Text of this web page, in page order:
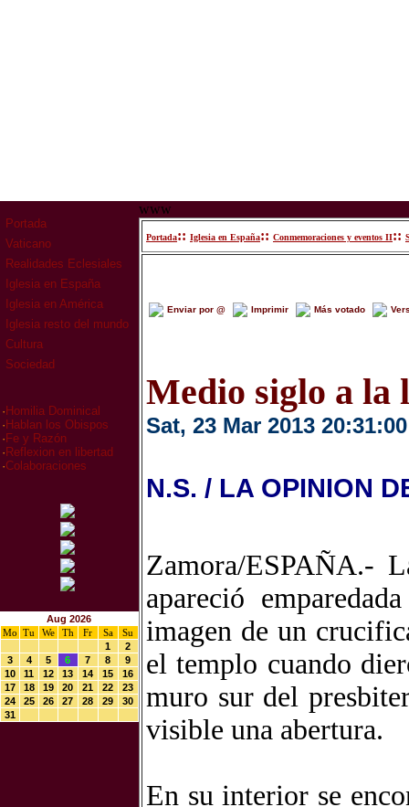
Portada
Vaticano
Realidades Eclesiales
Iglesia en España
Iglesia en América
Iglesia resto del mundo
Cultura
Sociedad
· Homilia Dominical
· Hablan los Obispos
· Fe y Razón
· Reflexion en libertad
·Colaboraciones
Aug 2026
Mo
Tu We Th Fr Sa
Su
1
2
3
4 5 6 7 8
9
10
11 12 13 14 15
16
17
18 19 20 21 22
23
24
25 26 27 28 29
30
31
www
Portada:: Iglesia en España:: Conmemoraciones y eventos II::
Enviar por @ Imprimir Más votado
Medio siglo a la
Sat, 23 Mar 2013 20:31:00
N.S. / LA OPINION
Zamora/ESPAÑA.-
apareció
imagen de un
el templo cuando
muro sur del
visible una abertura.
En su interior se